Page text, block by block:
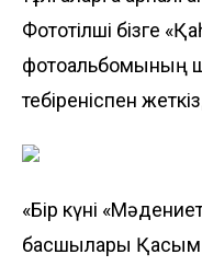
Фототілші бізге
фотоальбомының
тебіреніспен
«Бір күні
басшылары Қасым